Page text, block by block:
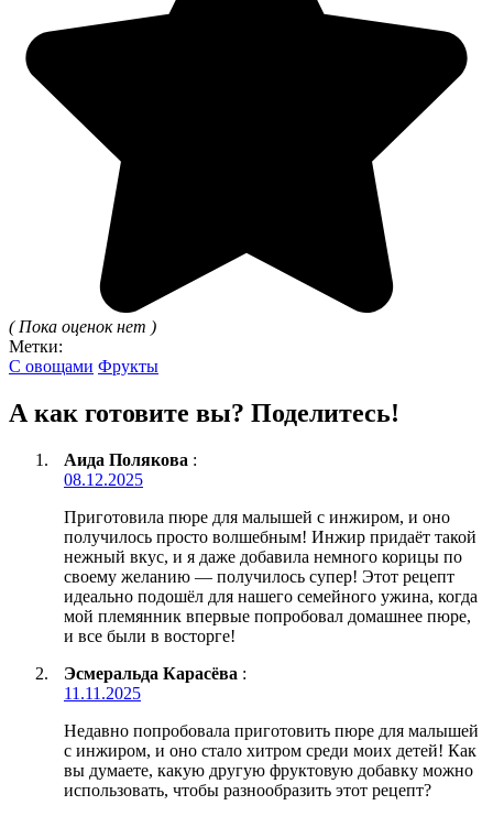
( Пока оценок нет )
Метки:
С овощами Фрукты
А как готовите вы? Поделитесь!
Аида Полякова :
08.12.2025
Приготовила пюре для малышей с инжиром, и оно
получилось просто волшебным! Инжир придаёт такой
нежный вкус, и я даже добавила немного корицы по
своему желанию — получилось супер! Этот рецепт
идеально подошёл для нашего семейного ужина, когда
мой племянник впервые попробовал домашнее пюре,
и все были в восторге!
Эсмеральда Карасёва :
11.11.2025
Недавно попробовала приготовить пюре для малышей
с инжиром, и оно стало хитром среди моих детей! Как
вы думаете, какую другую фруктовую добавку можно
использовать, чтобы разнообразить этот рецепт?